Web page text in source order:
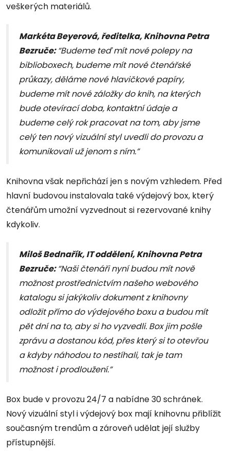
veškerých materiálů.
Markéta Beyerová, ředitelka, Knihovna Petra
Bezruče:“Budeme teď mít nové polepy na
biblioboxech, budeme mít nové čtenářské
průkazy, děláme nové hlavičkové papíry,
budeme mít nové záložky do knih, na kterých
bude otevírací doba, kontaktní údaje a
budeme celý rok pracovat na tom, aby jsme
celý ten nový vizuální styl uvedli do provozu a
komunikovali už jenom s ním.”
Knihovna však nepřichází jen s novým vzhledem. Před
hlavní budovou instalovala také výdejový box, který
čtenářům umožní vyzvednout si rezervované knihy
kdykoliv.
Miloš Bednařík, IT oddělení, Knihovna Petra
Bezruče:“Naši čtenáři nyní budou mít nově
možnost prostřednictvím našeho webového
katalogu si jakýkoliv dokument z knihovny
odložit přímo do výdejového boxu a budou mít
pět dní na to, aby si ho vyzvedli. Box jim pošle
zprávu a dostanou kód, přes který si to otevřou
a kdyby náhodou to nestíhali, tak je tam
možnost i prodloužení.”
Box bude v provozu 24/7 a nabídne 30 schránek.
Nový vizuální styl i výdejový box mají knihovnu přiblížit
současným trendům a zároveň udělat její služby
přístupnější.